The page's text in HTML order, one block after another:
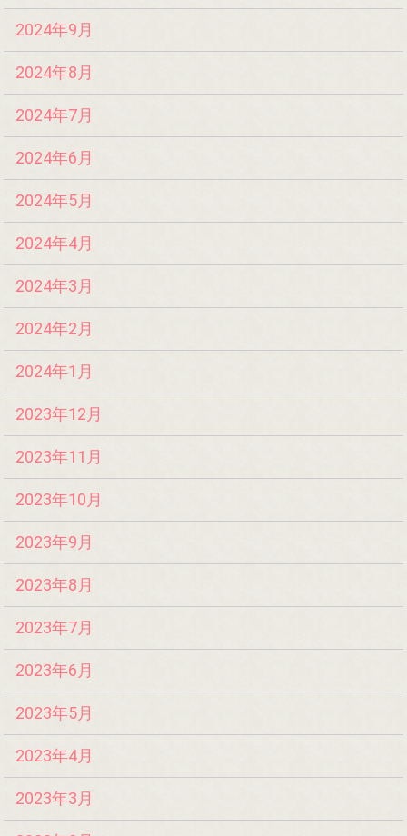
2024年9月
2024年8月
2024年7月
2024年6月
2024年5月
2024年4月
2024年3月
2024年2月
2024年1月
2023年12月
2023年11月
2023年10月
2023年9月
2023年8月
2023年7月
2023年6月
2023年5月
2023年4月
2023年3月